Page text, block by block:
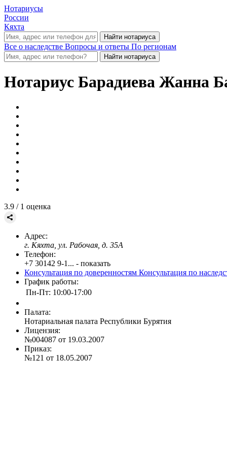
Нотариусы
России
Кяхта
Все о наследстве Вопросы и ответы По регионам
Нотариус Барадиева Жанна
3.9 / 1 оценка
Адрес:
г. Кяхта, ул. Рабочая, д. 35А
Телефон:
+7 30142 9-1... - показать
Консультация по доверенностям Консультация по
График работы:
Пн-Пт: 10:00-17:00
Палата:
Нотариальная палата Республики Бурятия
Лицензия:
№004087 от 19.03.2007
Приказ:
№121 от 18.05.2007